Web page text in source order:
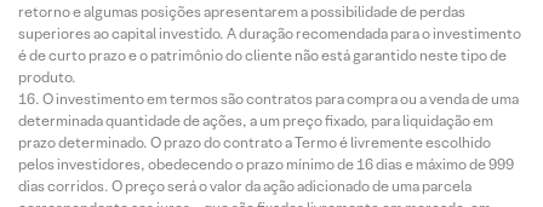
retorno e algumas posições apresentarem a possibilidade de perdas
superiores ao capital investido. A duração recomendada para o investimento
é de curto prazo e o patrimônio do cliente não está garantido neste tipo de
produto.
O investimento em termos são contratos para compra ou a venda de uma
determinada quantidade de ações, a um preço fixado, para liquidação em
prazo determinado. O prazo do contrato a Termo é livremente escolhido
pelos investidores, obedecendo o prazo mínimo de 16 dias e máximo de 999
dias corridos. O preço será o valor da ação adicionado de uma parcela